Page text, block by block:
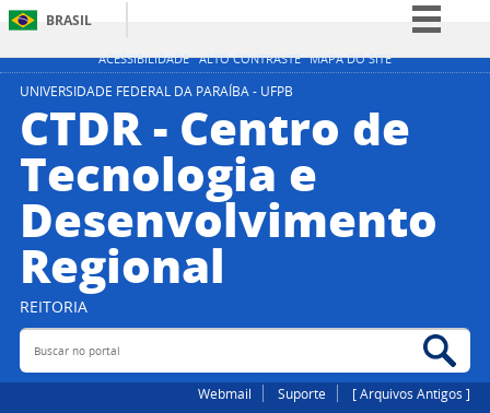
ACESSIBILIDADE ALTO CONTRASTE MAPA DO SITE
BRASIL
Simplifique!
Participe
Legislação
Canais
UNIVERSIDADE FEDERAL DA PARAÍBA - UFPB
CTDR - Centro de
Tecnologia e
Desenvolvimento
Regional
REITORIA
Buscar no portal
Webmail Suporte [ Arquivos Antigos ]